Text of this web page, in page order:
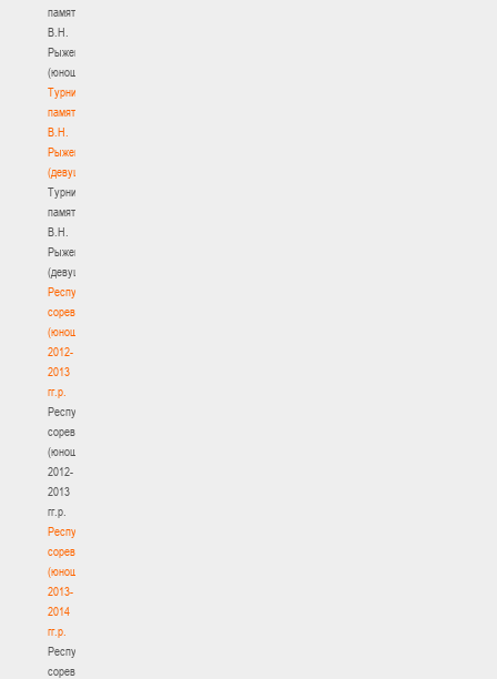
памяти
В.Н.
Рыженкова
(юноши)
Турнир
памяти
В.Н.
Рыженкова
(девушки)
Турнир
памяти
В.Н.
Рыженкова
(девушки)
Республиканские
соревнования
(юноши)
2012-
2013
гг.р.
Республиканские
соревнования
(юноши)
2012-
2013
гг.р.
Республиканские
соревнования
(юноши)
2013-
2014
гг.р.
Республиканские
соревнования